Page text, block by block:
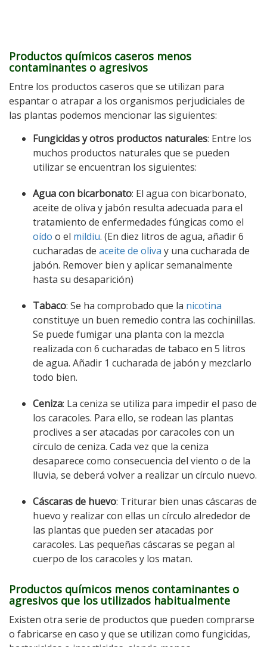
Productos químicos caseros menos
contaminantes o agresivos
Entre los productos caseros que se utilizan para
espantar o atrapar a los organismos perjudiciales de
las plantas podemos mencionar las siguientes:
Fungicidas y otros productos naturales: Entre los
muchos productos naturales que se pueden
utilizar se encuentran los siguientes:
Agua con bicarbonato: El agua con bicarbonato,
aceite de oliva y jabón resulta adecuada para el
tratamiento de enfermedades fúngicas como el
oído o el mildiu. (En diez litros de agua, añadir 6
cucharadas de aceite de oliva y una cucharada de
jabón. Remover bien y aplicar semanalmente
hasta su desaparición)
Tabaco: Se ha comprobado que la nicotina
constituye un buen remedio contra las cochinillas.
Se puede fumigar una planta con la mezcla
realizada con 6 cucharadas de tabaco en 5 litros
de agua. Añadir 1 cucharada de jabón y mezclarlo
todo bien.
Ceniza: La ceniza se utiliza para impedir el paso de
los caracoles. Para ello, se rodean las plantas
proclives a ser atacadas por caracoles con un
círculo de ceniza. Cada vez que la ceniza
desaparece como consecuencia del viento o de la
lluvia, se deberá volver a realizar un círculo nuevo.
Cáscaras de huevo: Triturar bien unas cáscaras de
huevo y realizar con ellas un círculo alrededor de
las plantas que pueden ser atacadas por
caracoles. Las pequeñas cáscaras se pegan al
cuerpo de los caracoles y los matan.
Productos químicos menos contaminantes o
agresivos que los utilizados habitualmente
Existen otra serie de productos que pueden comprarse
o fabricarse en caso y que se utilizan como fungicidas,